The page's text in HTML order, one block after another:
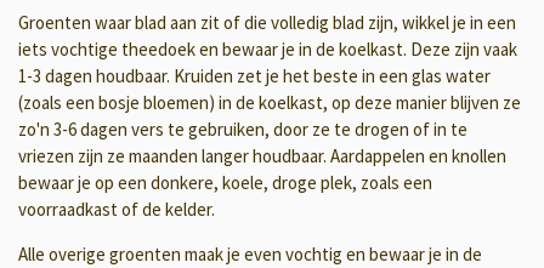
Groenten waar blad aan zit of die volledig blad zijn, wikkel je in een
iets vochtige theedoek en bewaar je in de koelkast. Deze zijn vaak
1-3 dagen houdbaar. Kruiden zet je het beste in een glas water
(zoals een bosje bloemen) in de koelkast, op deze manier blijven ze
zo'n 3-6 dagen vers te gebruiken, door ze te drogen of in te
vriezen zijn ze maanden langer houdbaar. Aardappelen en knollen
bewaar je op een donkere, koele, droge plek, zoals een
voorraadkast of de kelder.
Alle overige groenten maak je even vochtig en bewaar je in de